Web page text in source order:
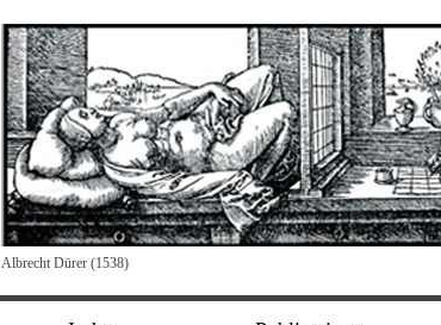
Albrecht Dürer (1538)